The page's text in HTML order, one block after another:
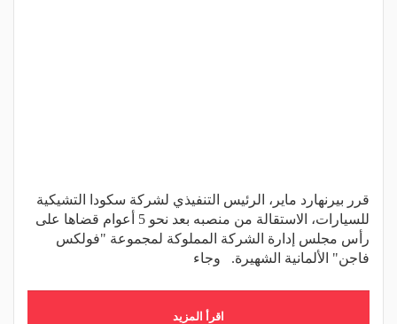
قرر بيرنهارد ماير، الرئيس التنفيذي لشركة سكودا التشيكية
للسيارات، الاستقالة من منصبه بعد نحو 5 أعوام قضاها على
رأس مجلس إدارة الشركة المملوكة لمجموعة "فولكس
فاجن" الألمانية الشهيرة. وجاء
اقرأ المزيد